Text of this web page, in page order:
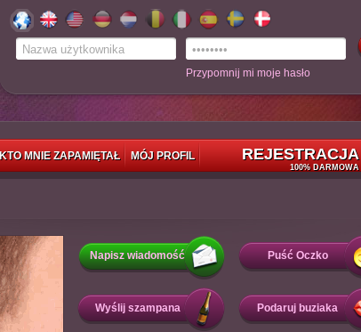
Przypomnij mi moje hasło
KTO MNIE ZAPAMIĘTAŁ MÓJ PROFIL REJESTRACJA
100% DARMOWA
Napisz wiadomość Puść Oczko
Wyślij szampana Podaruj buziaka